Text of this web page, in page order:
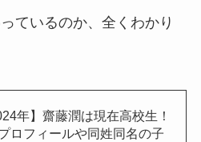
ているのか、全くわかり
年】齋藤潤は現在高校生！
ロフィールや同姓同名の子